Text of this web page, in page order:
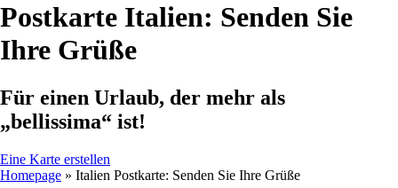
Postkarte Italien: Senden Sie
Ihre Grüße
Für einen Urlaub, der mehr als
„bellissima“ ist!
Eine Karte erstellen
Homepage » Italien Postkarte: Senden Sie Ihre Grüße